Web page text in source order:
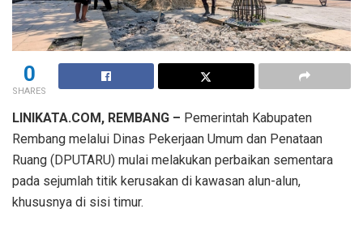
0
SHARES
LINIKATA.COM, REMBANG – Pemerintah Kabupaten
Rembang melalui Dinas Pekerjaan Umum dan Penataan
Ruang (DPUTARU) mulai melakukan perbaikan sementara
pada sejumlah titik kerusakan di kawasan alun-alun,
khususnya di sisi timur.